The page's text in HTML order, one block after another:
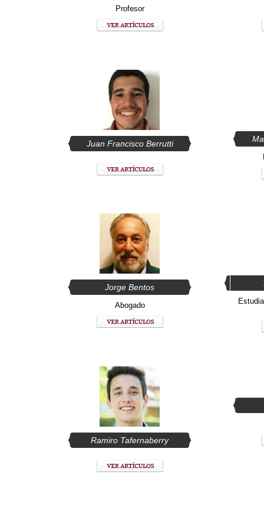
Profesor
Juan Francisco Berrutti
Jorge Bentos
Abogado
Ramiro Tafernaberry